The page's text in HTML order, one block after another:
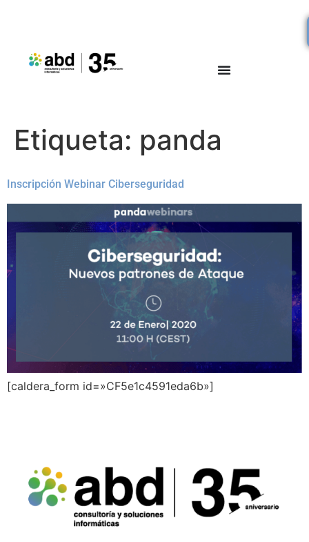
Etiqueta: panda
Inscripción Webinar Ciberseguridad
[caldera_form id=»CF5e1c4591eda6b»]